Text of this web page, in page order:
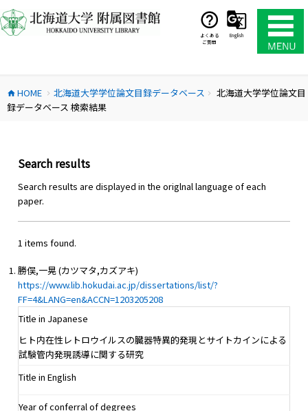
ン
テ
ス
キ
よくある
ご質問
English
home HOME chevron_right 北海道大学学位論文目録データベース chevron_right
北海道大学学位論文目
録データベース 検索結果
Search results
Search results are displayed in the origlnal language of each
paper.
1 items found.
勝俣,一晃 (カツマタ,カズアキ)
https://www.lib.hokudai.ac.jp/dissertations/list/?
FF=4&LANG=en&ACCN=1203205208
Title in Japanese
ヒト内在性レトロウイルスの臓器特異的発現とサイトカインによる
試験管内発現誘導に関する研究
Title in English
Year of conferral of degrees